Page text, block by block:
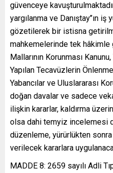
güvenceye
yargılanma ve Danıştay’’ın
gözetilerek bir istisna
mahkemelerinde tek
Mallarının Korunması
Yapılan Tecavüzlerin
Yabancılar ve Uluslararası
doğan davalar ve sadece
ilişkin kararlar, kaldırma
olsa dahi temyiz incelemesi
düzenleme, yürürlükten
verilecek kararlara
MADDE 8: 2659 sayılı Adli